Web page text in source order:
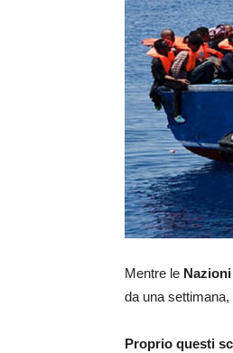
Mentre le
da una
Proprio questi